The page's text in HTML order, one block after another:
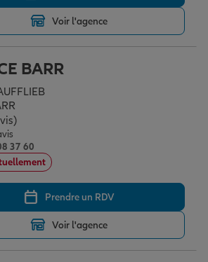
de la vie
Voir l'agence
BARR
5
37 60
Prendre un RDV
Voir l'agence